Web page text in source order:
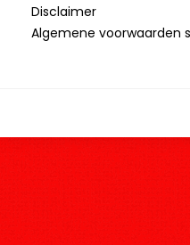
Disclaimer
Algemene voorwaarden